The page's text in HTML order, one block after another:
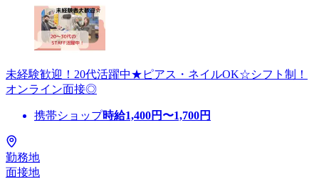
未経験歓迎！20代活躍中★ピアス・ネイルOK☆シフト制！
オンライン面接◎
携帯ショップ時給1,400円〜1,700円
勤務地
面接地